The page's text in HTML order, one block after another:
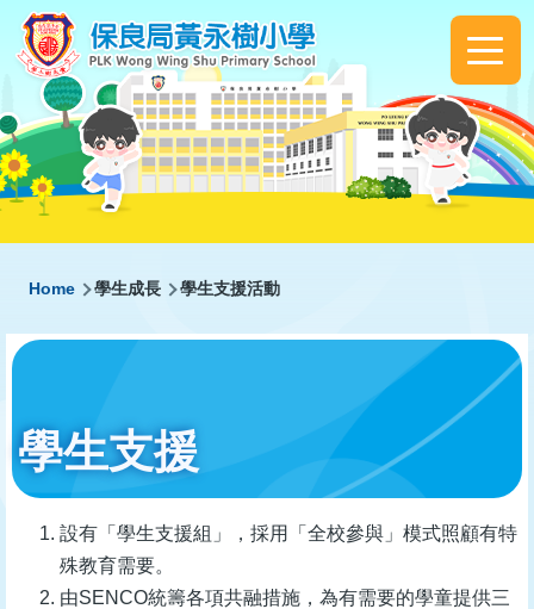
Skip to main content
Main
navigation
Breadcrumb
Home 學生成長 學生支援活動
學生支援
設有「學生支援組」，採用「全校參與」模式照顧有特
殊教育需要。
由SENCO統籌各項共融措施，為有需要的學童提供三